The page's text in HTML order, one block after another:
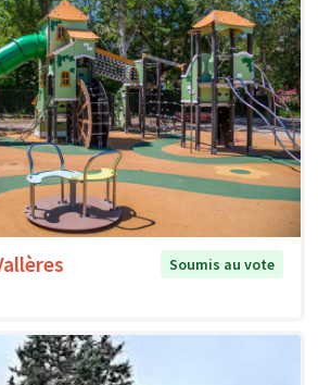
Soumis au vote